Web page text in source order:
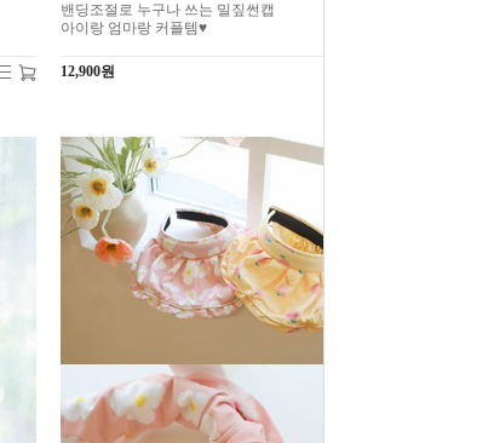
밴딩조절로 누구나 쓰는 밀짚썬캡
아이랑 엄마랑 커플템♥
12,900원